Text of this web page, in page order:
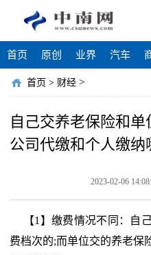
首页 原创 业界 汽车
首页 > 财经 >
自己交养老保险和
公司代缴和个人缴纳
2023-02-06
【1】缴费情况不同：自
费档次的;而单位交的养老保